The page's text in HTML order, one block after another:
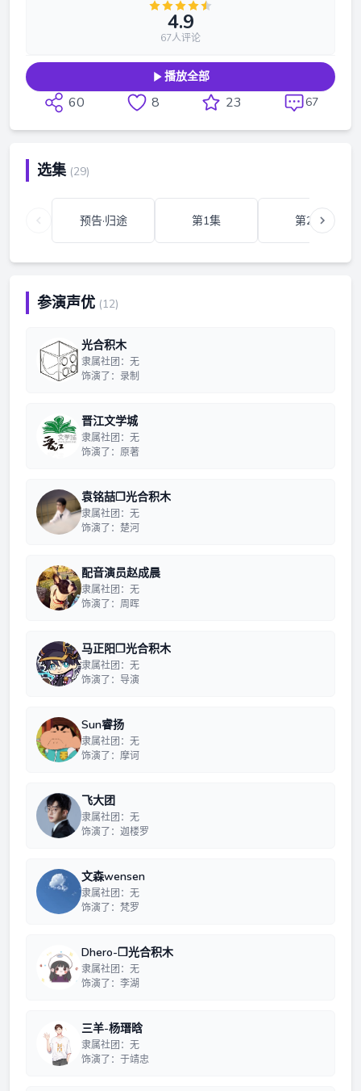
4.9
67人评论
播放全部
60 8 23 67
选集 (29)
预告·归途 第1集 第2集
参演声优 (12)
光合积木
隶属社团：无
饰演了：录制
晋江文学城
隶属社团：无
饰演了：原著
袁铭喆❐光合积木
隶属社团：无
饰演了：楚河
配音演员赵成晨
隶属社团：无
饰演了：周晖
马正阳❒光合积木
隶属社团：无
饰演了：导演
Sun睿扬
隶属社团：无
饰演了：摩诃
飞大团
隶属社团：无
饰演了：迦楼罗
文森wensen
隶属社团：无
饰演了：梵罗
Dhero-❒光合积木
隶属社团：无
饰演了：李湖
三羊-杨瑨晗
隶属社团：无
饰演了：于靖忠